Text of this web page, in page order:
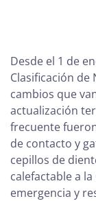
Desde el 1 de
Clasificación de
cambios que
actualización
frecuente
de contacto y
cepillos de
calefactable a
emergencia y